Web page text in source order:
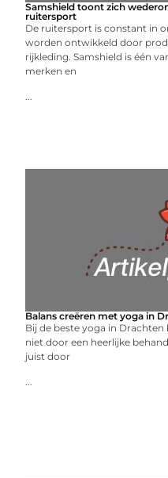
Samshield toont zich
ruitersport
De ruitersport is constant in
worden ontwikkeld door
rijkleding. Samshield is één
merken en
...
Balans creëren met yoga in
Bij de beste yoga in
niet door een heerlijke
juist door
...